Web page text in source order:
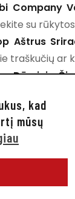
kad
mūsų
Company
su
Aštrus
traškučių ar
Dūminis
niekada